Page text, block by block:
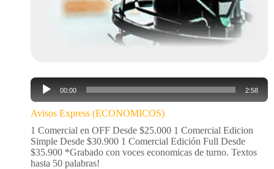
Reproductor
audio
00:00 2:58
Avisos Express (ECONOMICOS)
1 Comercial en OFF Desde $25.000 1 Comercial Edicion
Simple Desde $30.900 1 Comercial Edición Full Desde
$35.900 *Grabado con voces economicas de turno. Textos
hasta 50 palabras!